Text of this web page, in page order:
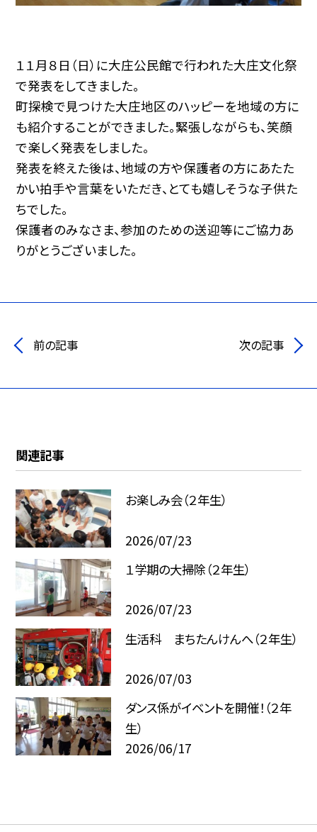
１１月８日（日）に大庄公民館で行われた大庄文化祭
で発表をしてきました。
町探検で見つけた大庄地区のハッピーを地域の方に
も紹介することができました。緊張しながらも、笑顔
で楽しく発表をしました。
発表を終えた後は、地域の方や保護者の方にあたた
かい拍手や言葉をいただき、とても嬉しそうな子供た
ちでした。
保護者のみなさま、参加のための送迎等にご協力あ
りがとうございました。
前の記事 次の記事
関連記事
お楽しみ会（２年生）
2026/07/23
１学期の大掃除（２年生）
2026/07/23
生活科 まちたんけんへ（２年生）
2026/07/03
ダンス係がイベントを開催！（２年
生）
2026/06/17